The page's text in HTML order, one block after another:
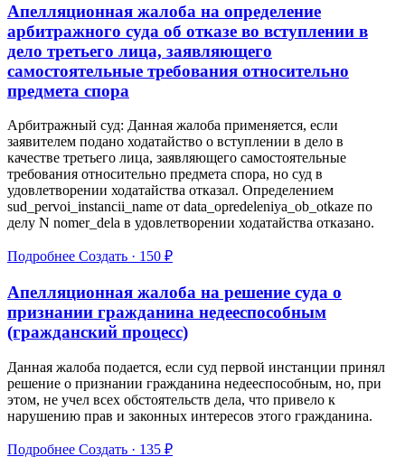
Апелляционная жалоба на определение
арбитражного суда об отказе во вступлении в
дело третьего лица, заявляющего
самостоятельные требования относительно
предмета спора
Арбитражный суд: Данная жалоба применяется, если
заявителем подано ходатайство о вступлении в дело в
качестве третьего лица, заявляющего самостоятельные
требования относительно предмета спора, но суд в
удовлетворении ходатайства отказал. Определением
sud_pervoi_instancii_name от data_opredeleniya_ob_otkaze по
делу N nomer_dela в удовлетворении ходатайства отказано.
Подробнее Создать · 150 ₽
Апелляционная жалоба на решение суда о
признании гражданина недееспособным
(гражданский процесс)
Данная жалоба подается, если суд первой инстанции принял
решение о признании гражданина недееспособным, но, при
этом, не учел всех обстоятельств дела, что привело к
нарушению прав и законных интересов этого гражданина.
Подробнее Создать · 135 ₽